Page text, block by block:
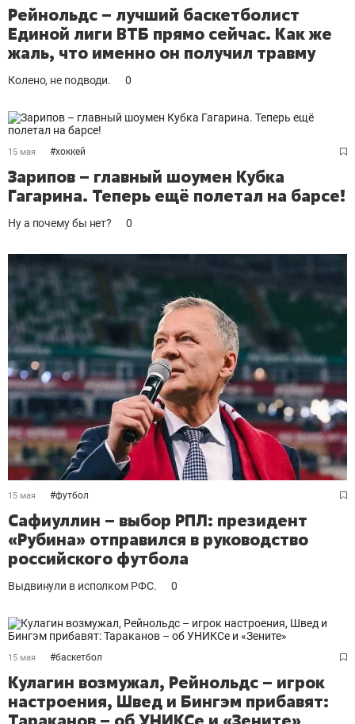
Рейнольдс – лучший баскетболист
Единой лиги ВТБ прямо сейчас. Как же
жаль, что именно он получил травму
Колено, не подводи. 0
15 мая #хоккей
Зарипов – главный шоумен Кубка
Гагарина. Теперь ещё полетал на барсе!
Ну а почему бы нет? 0
15 мая #футбол
Сафиуллин – выбор РПЛ: президент
«Рубина» отправился в руководство
российского футбола
Выдвинули в исполком РФС. 0
15 мая #баскетбол
Кулагин возмужал, Рейнольдс – игрок
настроения, Швед и Бингэм прибавят: